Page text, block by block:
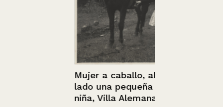
Mujer a caballo, al
lado una pequeña
niña, Villa Alemana.